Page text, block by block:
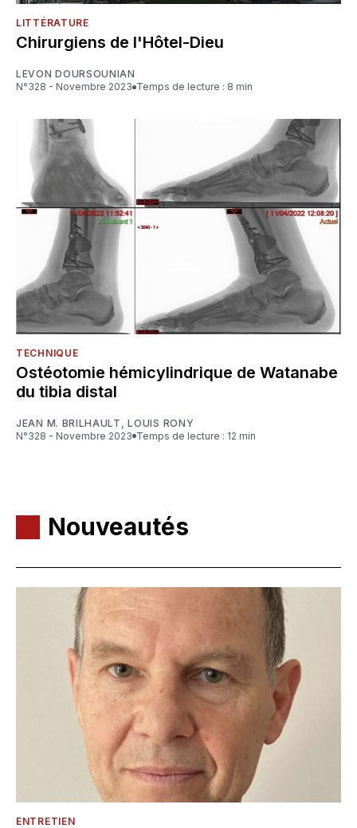
LITTÉRATURE
Chirurgiens de l'Hôtel-Dieu
LEVON DOURSOUNIAN
N°328 - Novembre 2023
Temps de lecture : 8 min
TECHNIQUE
Ostéotomie hémicylindrique de Watanabe
du tibia distal
JEAN M. BRILHAULT ,LOUIS RONY
N°328 - Novembre 2023
Temps de lecture : 12 min
Nouveautés
ENTRETIEN